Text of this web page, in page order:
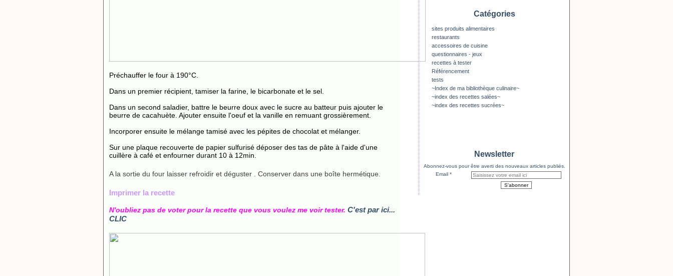
Préchauffer le four à 190°C.
Dans un premier récipient, tamiser la farine, le bicarbonate et le sel.
Dans un second saladier, battre le beurre doux avec le sucre au batteur puis ajouter le
beurre de cacahuète. Ajouter ensuite l'oeuf et la vanille en remuant grossièrement.
Incorporer ensuite le mélange tamisé avec les pépites de chocolat et mélanger.
Sur une plaque recouverte de papier sulfurisé déposer des tas de pâte à l'aide d'une
cuillère à café et enfourner durant 10 à 12min.
A la sortie du four laisser refroidir et déguster . Conserver dans une boîte hermétique.
Imprimer la recette
N'oubliez pas de voter pour la recette que vous voulez me voir tester. C'est par ici...
CLIC
Catégories
sites produits alimentaires
restaurants
accessoires de cuisine
questionnaires - jeux
recettes à tester
Référencement
tests
~Index de ma bibliothèque culinaire~
~index des recettes salées~
~index des recettes sucrées~
Newsletter
Abonnez-vous pour être averti des nouveaux articles publiés.
Email